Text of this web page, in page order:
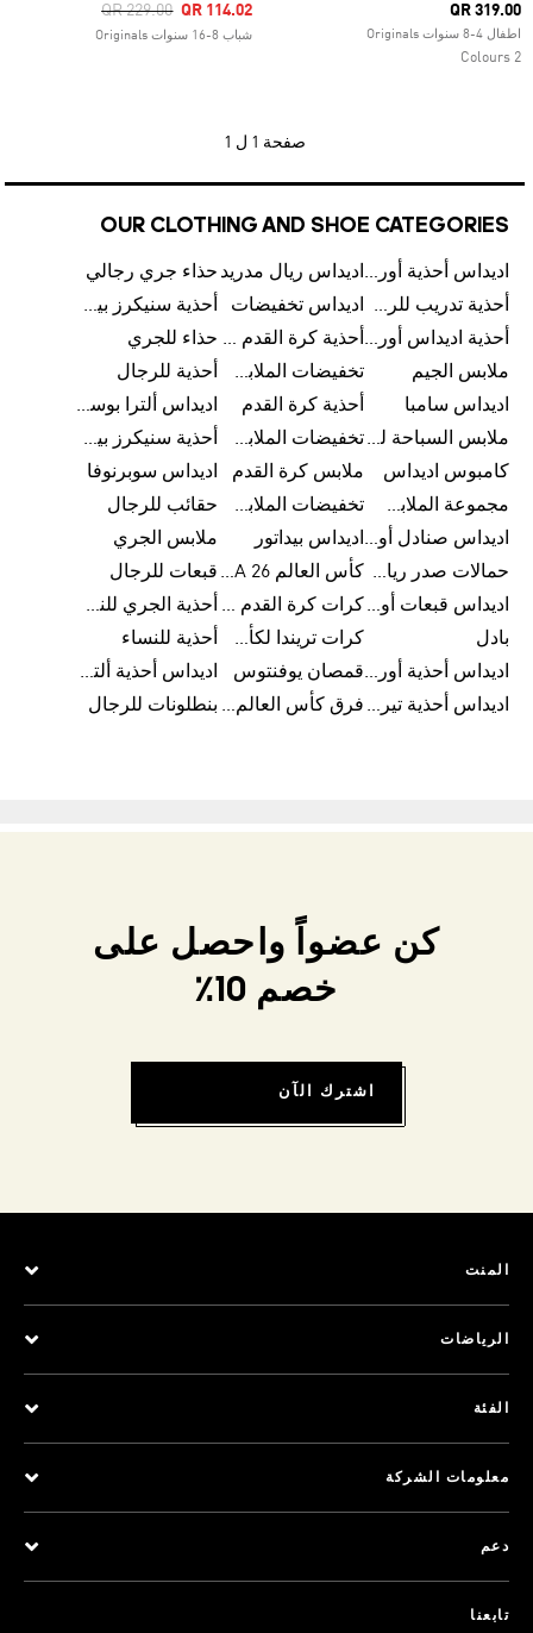
QR 319.00
اطفال 4-8 سنوات Originals
2 Colours
Price Reduced From
QR 229.00ToQR 114.02
شباب 8-16 سنوات Originals
صفحة 1 ل 1
OUR CLOTHING AND SHOE CATEGORIES
اديداس أحذية أورجينالز اديداس ريال مدريد حذاء جري رجالي
أحذية تدريب للرجال
اديداس تخفيضات
أحذية سنيكرز بيضاء للرجال
أحذية اديداس أورجينال للنساء
أحذية كرة القدم للرجال حذاء للجري
ملابس الجيم
تخفيضات الملابس للأطفال
أحذية للرجال
اديداس سامبا
أحذية كرة القدم
اديداس ألترا بوست
ملابس السباحة للرجال
تخفيضات الملابس الرياضية
أحذية سنيكرز بيضاء للرجال
كامبوس اديداس
ملابس كرة القدم
اديداس سوبرنوفا
مجموعة الملابس الرياضية
تخفيضات الملابس للرجال
حقائب للرجال
اديداس صنادل أورجينال للنساء اديداس بيداتور
ملابس الجري
حمالات صدر رياضية
كأس العالم FIFA 26™ قبعات للرجال
اديداس قبعات أورجينال للرجال
كرات كرة القدم للرجال
أحذية الجري للنساء
بادل
كرات تريندا لكأس العالم FIFA 26™
أحذية للنساء
اديداس أحذية أورجينال للرجالقمصان يوفنتوس
اديداس أحذية ألترا بوست للرجال
اديداس أحذية تيريكس
فرق كأس العالم FIFA 26™ بنطلونات للرجال
كن عضواً واحصل على
خصم 10٪
اشترك الآن
المنت
الرياضات
الفئة
معلومات الشركة
دعم
تابعنا